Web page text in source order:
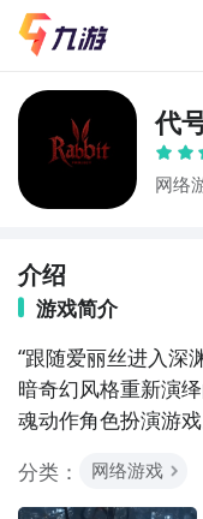
代
网络
介绍
游戏简介
“跟随爱丽丝进入深
暗奇幻风格重新演
魂动作角色扮演游
分类：
网络游戏